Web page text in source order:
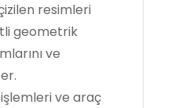
resimleri
geometrik
ve
ve araç